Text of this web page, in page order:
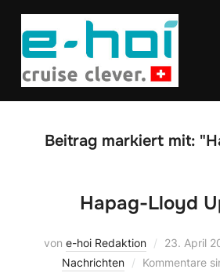
Beitrag markiert mit:
Hapag-Lloyd
von e-hoi Redaktion 23. April
Nachrichten
Kommentare